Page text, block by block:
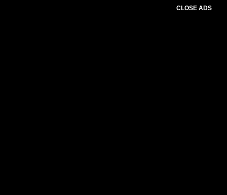
CLOSE ADS